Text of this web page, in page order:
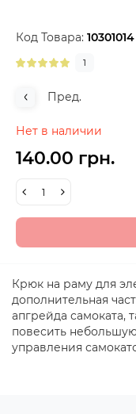
Код Товара: 10301014
1
Пред.
Нет в наличии
140.00 грн.
Крюк на раму для
дополнительная
апгрейда самоката,
повесить
управления